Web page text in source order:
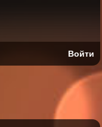
Войти